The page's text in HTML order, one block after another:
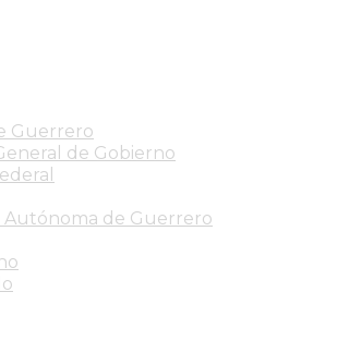
Guerrero
de Gobierno
Autónoma de Guerrero